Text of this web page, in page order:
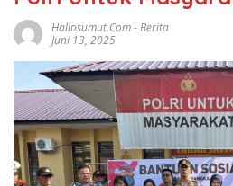
Hallosumut.com-Berita
Juni 13, 2025